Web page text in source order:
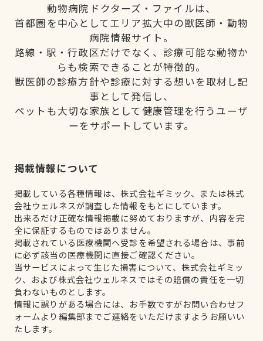
動物病院ドクターズ・ファイルは、
首都圏を中心としてエリア拡大中の獣医師・動物
病院情報サイト。
路線・駅・行政区だけでなく、診療可能な動物か
らも検索できることが特徴的。
獣医師の診療方針や診療に対する想いを取材し記
事として発信し、
ペットも大切な家族として健康管理を行うユーザ
ーをサポートしています。
掲載情報について
掲載している各種情報は、株式会社ギミック、または株式
会社ウェルネスが調査した情報をもとにしています。
出来るだけ正確な情報掲載に努めておりますが、内容を完
全に保証するものではありません。
掲載されている医療機関へ受診を希望される場合は、事前
に必ず該当の医療機関に直接ご確認ください。
当サービスによって生じた損害について、株式会社ギミッ
ク、および株式会社ウェルネスではその賠償の責任を一切
負わないものとします。
情報に誤りがある場合には、お手数ですがお問い合わせフ
ォームより編集部までご連絡をいただけますようお願いい
たします。